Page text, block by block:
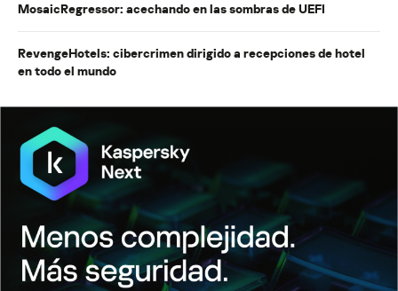
MosaicRegressor: acechando en las sombras de UEFI
RevengeHotels: cibercrimen dirigido a recepciones de hotel
en todo el mundo